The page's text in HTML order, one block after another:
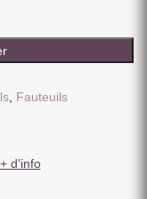
, Fauteuils
+ d'info